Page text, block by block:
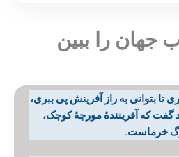
جهان را ببین
تا بتوانی به راز آفرینش پی ببری،
گفت که آفرینندۀ مورچۀ کوچک،
خرماست.